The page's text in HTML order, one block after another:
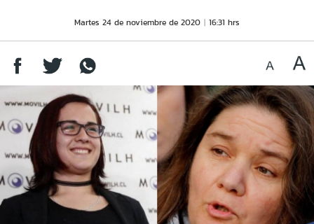
Martes 24 de noviembre de 2020 16:31 hrs